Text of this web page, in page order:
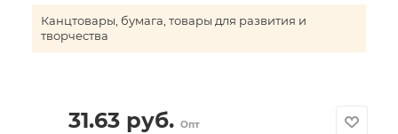
Канцтовары, бумага, товары для развития и
творчества
31.63руб. Опт